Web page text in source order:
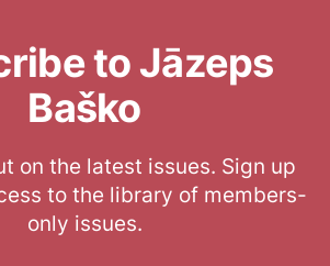
to Jāzeps
Baško
on the latest issues. Sign up
to the library of members-
only issues.